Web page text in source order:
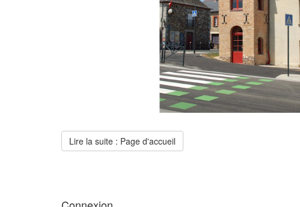
Lire la suite : Page d'accueil